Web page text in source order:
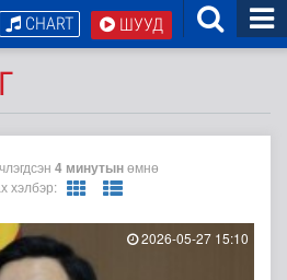
ШУУД
CHART
4 минутынөмнө
хэлбэр:
2026-05-27 15:10